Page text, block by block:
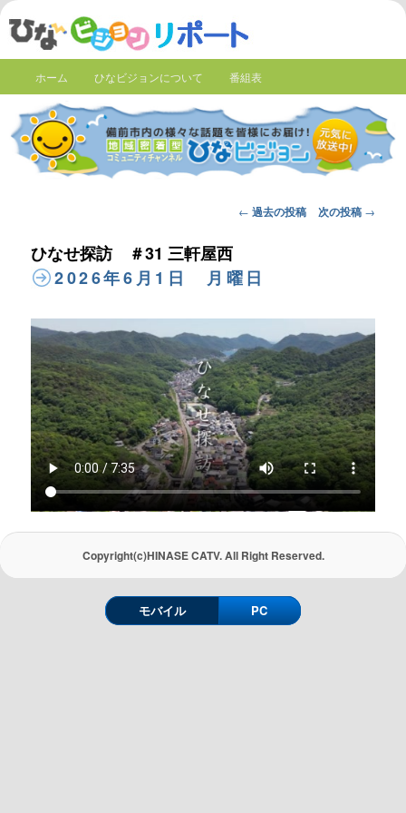
ホーム ひなビジョンについて 番組表
Post
← 過去の投稿 次の投稿 →
ひなせ探訪 ＃31 三軒屋西
2026年6月1日 月曜日
Copyright(c)HINASE CATV. All Right Reserved.
モバイル PC